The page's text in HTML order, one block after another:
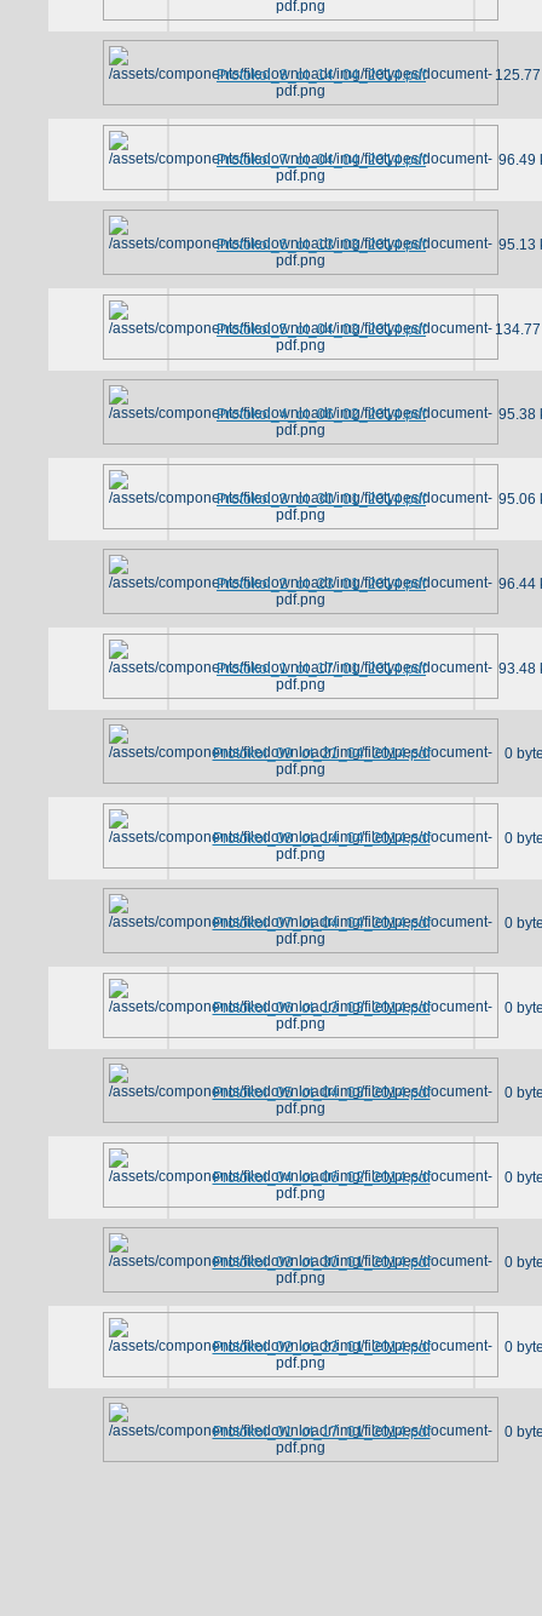
Protokol_8_ot_14_04_2014.pdf
Protokol_7_ot_04_04_2014.pdf 96.49
Protokol_6_ot_13_03_2014.pdf 95.13
Protokol_5_ot_04_03_2014.pdf
Protokol_4_ot_06_02_2014.pdf 95.38
Protokol_3_ot_30_01_2014.pdf 95.06
Protokol_2_ot_23_01_2014.pdf 96.44
Protokol_1_ot_17_01_2014.pdf 93.48
Protokol_09_ot_21_04_2014.pdf 0
Protokol_08_ot_14_04_2014.pdf 0
Protokol_07_ot_04_04_2014.pdf 0
Protokol_06_ot_13_03_2014.pdf 0
Protokol_05_ot_04_03_2014.pdf 0
Protokol_04_ot_06_02_2014.pdf 0
Protokol_03_ot_30_01_2014.pdf 0
Protokol_02_ot_23_01_2014.pdf 0
Protokol_01_ot_17_01_2014.pdf 0